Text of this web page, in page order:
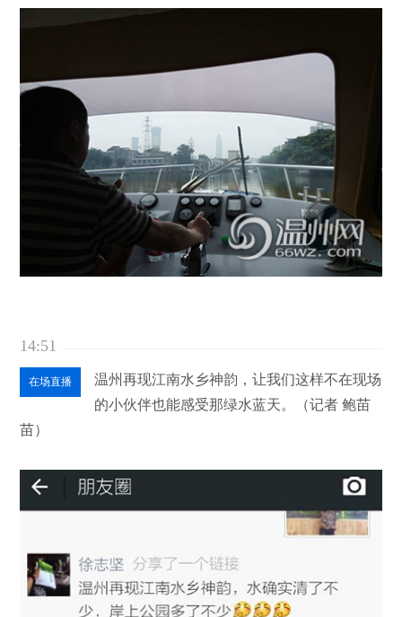
14:51
在场直播
温州再现江南水乡神韵，让我们这样不在现场
的小伙伴也能感受那绿水蓝天。（记者 鲍苗
苗）